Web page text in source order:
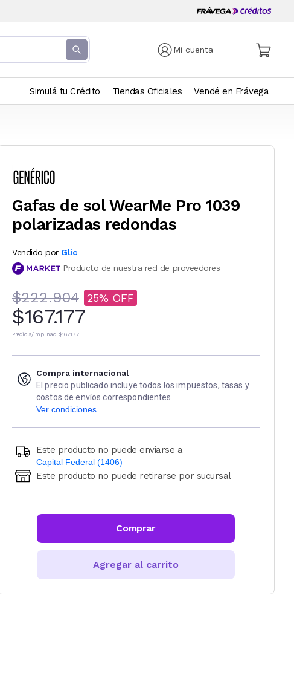
Mi cuenta
Simulá tu Crédito Tiendas Oficiales Vendé en Frávega
Gafas de sol WearMe Pro 1039
polarizadas redondas
Vendido por Glic
Producto de nuestra red de proveedores
$222.904 25
$167.177
Precio s/imp. nac. $167.177
Compra internacional
El precio publicado incluye todos los impuestos, tasas y
costos de envíos correspondientes
Ver condiciones
Este producto no puede enviarse a
Capital Federal (1406)
Ingresá código postal (sólo números)
CALCULAR
Este producto no puede retirarse por sucursal
Comprar
Agregar al carrito